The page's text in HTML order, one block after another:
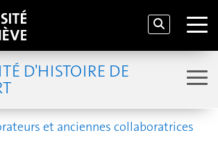
D'HISTOIRE DE
et anciennes collaboratrices